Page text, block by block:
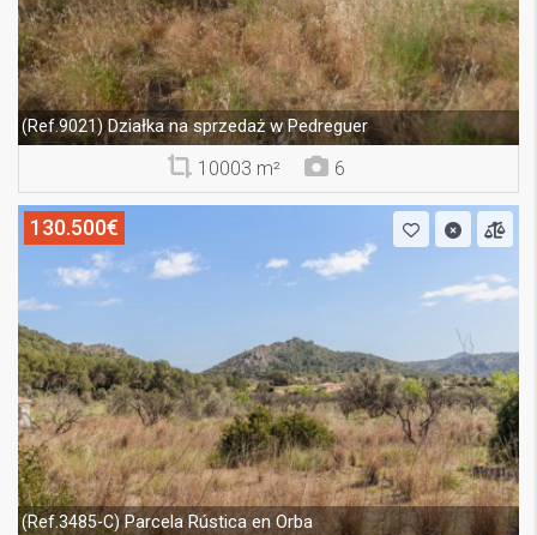
(Ref.9021)Działka na sprzedaż w Pedreguer
10003 m² 6
130.500€
(Ref.3485-C)Parcela Rústica en Orba